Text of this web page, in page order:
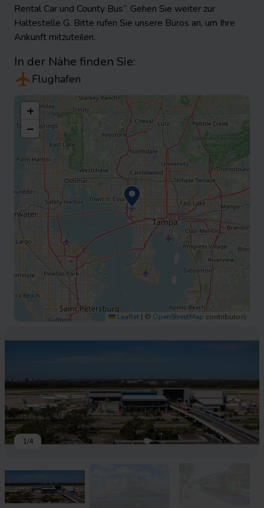
+
−
Leaflet | © OpenStreetMap contributors
Rental Car und County Bus“. Gehen Sie weiter zur
Haltestelle G. Bitte rufen Sie unsere Büros an, um Ihre
Ankunft mitzuteilen.
In der Nähe finden Sie:
Flughafen
1/4